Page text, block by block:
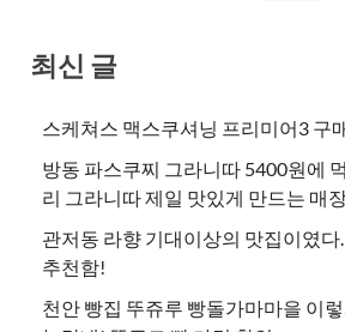
최신 글
스케쳐스 맥스쿠셔닝 프리미어3 구
방동 파스쿠찌 그라니따 5400원에
리 그라니따 제일 맛있게 만드는 매
관저동 라향 기대이상의 맛집이였다
추천함!
천안 빵집 뚜쥬루 빵돌가마마을 이